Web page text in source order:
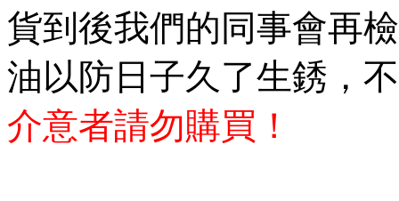
貨到後我們的同事會再
油以防日子久了生銹，
介意者請勿購買！